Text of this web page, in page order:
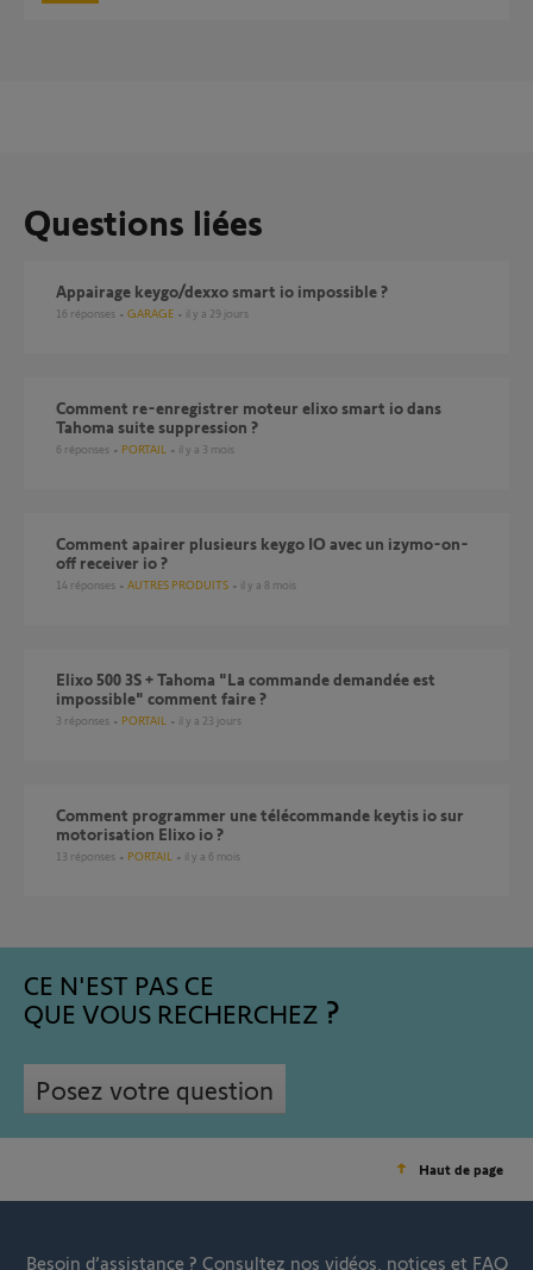
Questions liées
Appairage keygo/dexxo smart io impossible ?
16 réponses GARAGE il y a 29 jours
Comment re-enregistrer moteur elixo smart io dans
Tahoma suite suppression ?
6 réponses PORTAIL il y a 3 mois
Comment apairer plusieurs keygo IO avec un izymo-on-
off receiver io ?
14 réponses AUTRES PRODUITS il y a 8 mois
Elixo 500 3S + Tahoma "La commande demandée est
impossible" comment faire ?
3 réponses PORTAIL il y a 23 jours
Comment programmer une télécommande keytis io sur
motorisation Elixo io ?
13 réponses PORTAIL il y a 6 mois
CE N'EST PAS CE
QUE VOUS RECHERCHEZ
Posez votre question
Haut de page
Besoin d’assistance ? Consultez nos vidéos, notices et FAQ